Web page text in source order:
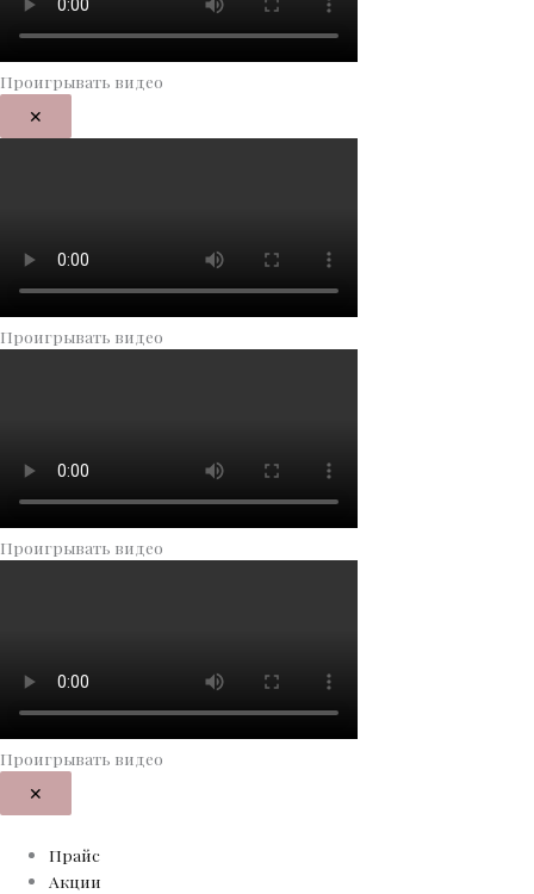
Проигрывать видео
✕
Проигрывать видео
Проигрывать видео
Проигрывать видео
✕
Прайс
Акции